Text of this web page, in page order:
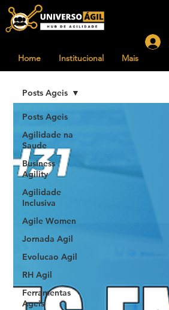
Home Institucional Mais
Posts Ageis
Agilidade na
Saude
Business
Agility
Agilidade
Inclusiva
Agile Women
Jornada Agil
Evolucao Agil
RH Agil
Ferramentas
Ageis
Posts Ageis